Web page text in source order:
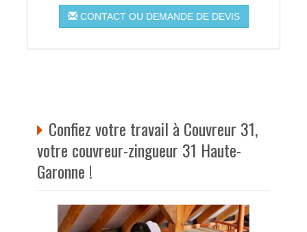
CONTACT OU DEMANDE DE DEVIS
Confiez votre travail à Couvreur 31,
votre couvreur-zingueur 31 Haute-
Garonne !